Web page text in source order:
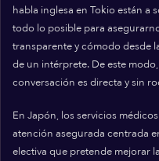
habla inglesa en Tokio están a
todo lo posible para
transparente y cómodo desde
de un intérprete. De este
conversación es directa y sin
En Japón, los servicios
atención asegurada centrada
electiva que pretende mejorar